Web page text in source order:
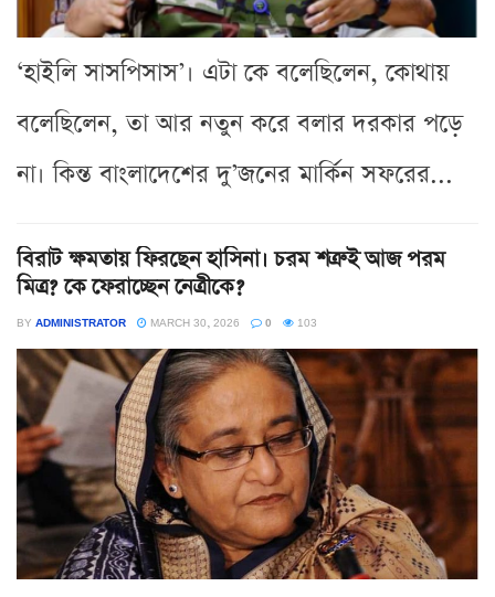
‘হাইলি সাসপিসাস’। এটা কে বলেছিলেন, কোথায়
বলেছিলেন, তা আর নতুন করে বলার দরকার পড়ে
না। কিন্ত বাংলাদেশের দু’জনের মার্কিন সফরের...
বিরাট ক্ষমতায় ফিরছেন হাসিনা। চরম শত্রুই আজ পরম
মিত্র? কে ফেরাচ্ছেন নেত্রীকে?
BY ADMINISTRATOR MARCH 30, 2026 0 103